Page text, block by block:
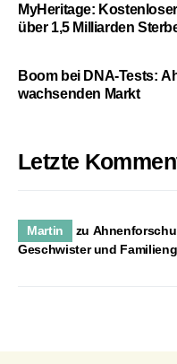
MyHeritage:
über 1,5 Milliarden
Boom bei DNA-Tests:
wachsenden Markt
Letzte
Martin zu
Geschwister und